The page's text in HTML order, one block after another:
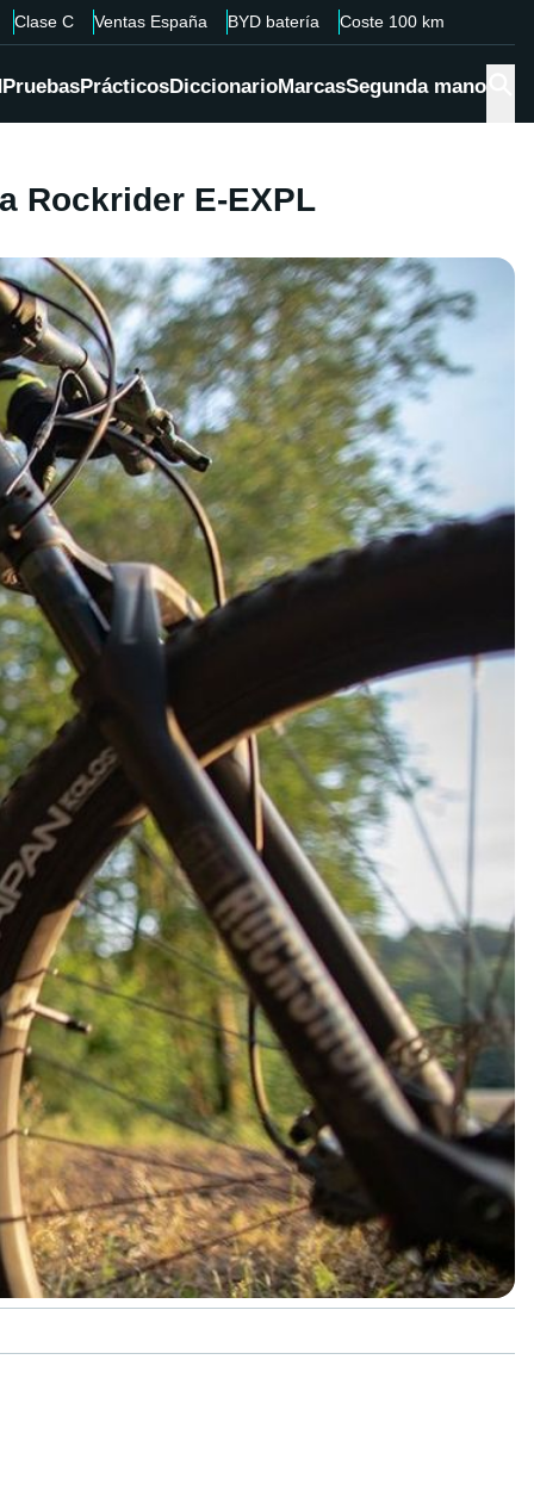
Clase C Ventas España BYD batería Coste 100 km
PruebasPrácticosDiccionarioMarcasSegunda mano
Rockrider E-EXPL